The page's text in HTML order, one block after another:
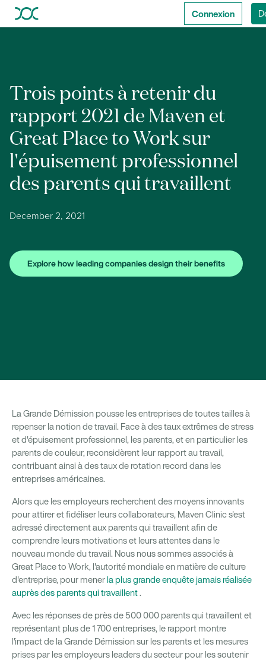
Connexion
Trois points à retenir du
rapport 2021 de Maven et
Great Place to Work sur
l'épuisement professionnel
des parents qui travaillent
December 2, 2021
Explore how leading companies design their benefits
La Grande Démission pousse les entreprises de toutes tailles à
repenser la notion de travail. Face à des taux extrêmes de stress
et d'épuisement professionnel, les parents, et en particulier les
parents de couleur, reconsidèrent leur rapport au travail,
contribuant ainsi à des taux de rotation record dans les
entreprises américaines.
Alors que les employeurs recherchent des moyens innovants
pour attirer et fidéliser leurs collaborateurs, Maven Clinic s'est
adressé directement aux parents qui travaillent afin de
comprendre leurs motivations et leurs attentes dans le
nouveau monde du travail. Nous nous sommes associés à
Great Place to Work, l'autorité mondiale en matière de culture
d'entreprise, pour mener la plus grande enquête jamais réalisée
auprès des parents qui travaillent.
Avec les réponses de près de 500 000 parents qui travaillent et
représentant plus de 1 700 entreprises, le rapport montre
l'impact de la Grande Démission sur les parents et les mesures
prises par les employeurs leaders du secteur pour les soutenir